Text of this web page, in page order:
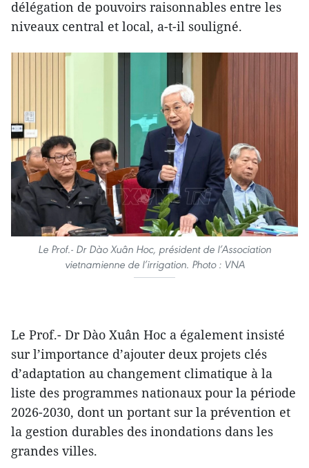
délégation de pouvoirs raisonnables entre les
niveaux central et local, a-t-il souligné.
Le Prof.- Dr Dào Xuân Hoc, président de l’Association
vietnamienne de l’irrigation. Photo : VNA
Le Prof.- Dr Dào Xuân Hoc a également insisté
sur l’importance d’ajouter deux projets clés
d’adaptation au changement climatique à la
liste des programmes nationaux pour la période
2026-2030, dont un portant sur la prévention et
la gestion durables des inondations dans les
grandes villes.